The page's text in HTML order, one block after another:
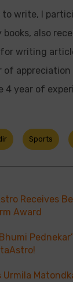
to write, I
books, also
writing
of
4 year of
Sports
Receives
Award
Bhumi
Urmila